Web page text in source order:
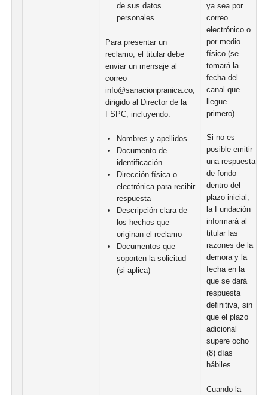
de sus datos
personales
Para presentar un
reclamo, el titular debe
enviar un mensaje al
correo
info@sanacionpranica.co,
dirigido al Director de la
FSPC, incluyendo:
Nombres y apellidos
Documento de
identificación
Dirección física o
electrónica para recibir
respuesta
Descripción clara de
los hechos que
originan el reclamo
Documentos que
soporten la solicitud
(si aplica)
ya sea por
correo
electrónico o
por medio
físico (se
tomará la
fecha del
canal que
llegue
primero).
Si no es
posible emitir
una respuesta
de fondo
dentro del
plazo inicial,
la Fundación
informará al
titular las
razones de la
demora y la
fecha en la
que se dará
respuesta
definitiva, sin
que el plazo
adicional
supere ocho
(8) días
hábiles
Cuando la